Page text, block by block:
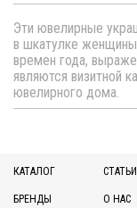
Эти ювелирные
в шкатулке
времен года,
являются визитной
ювелирного дома.
КАТАЛОГ
БРЕНДЫ
СТАТЬИ
О НАС